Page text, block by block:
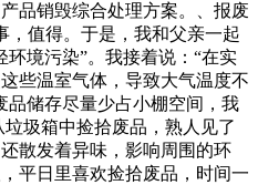
品销毁综合处理方案。、报废
，值得。于是，我和父亲一起
境污染”。我接着说：“在实
些温室气体，导致大气温度不
品储存尽量少占小棚空间，我
圾箱中捡拾废品，熟人见了
散发着异味，影响周围的环
平日里喜欢捡拾废品，时间一